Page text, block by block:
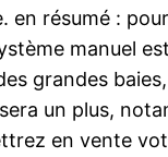
en résumé :
manuel
grandes
un plus,
en vente